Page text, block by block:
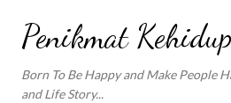
Langsung ke
Penikmat
Born To Be Happy and Make People
and Life Story...